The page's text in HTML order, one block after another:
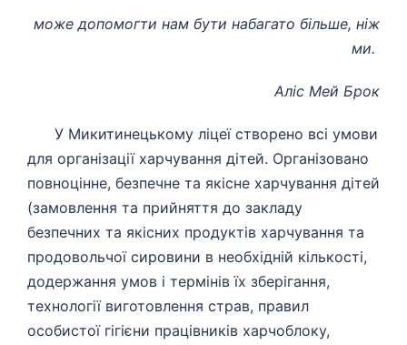
може допомогти нам бути набагато більше, ніж
ми.
Аліс Мей Брок
У Микитинецькому ліцеї створено всі умови
для організації харчування дітей. Організовано
повноцінне, безпечне та якісне харчування дітей
(замовлення та прийняття до закладу
безпечних та якісних продуктів харчування та
продовольчої сировини в необхідній кількості,
додержання умов і термінів їх зберігання,
технології виготовлення страв, правил
особистої гігієни працівників харчоблоку,